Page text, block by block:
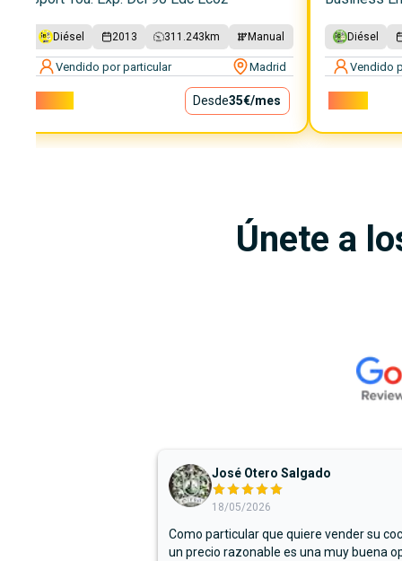
Diésel 2013 311.243 km Manual
Vendido por particular Madrid
Desde35€/mes
Diésel
Vendido
Únete a
José Otero Salgado
18/05/2026
Como particular que quiere vender su
un precio razonable es una muy buena